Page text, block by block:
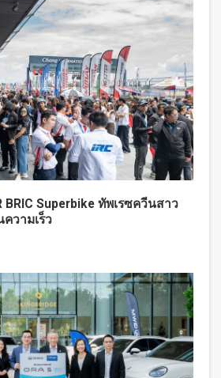
BRIC Superbike ทัพเรซควีนสาว
วามเร็ว